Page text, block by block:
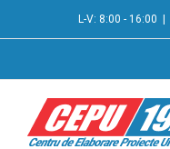
L-V: 8:00 - 16:00